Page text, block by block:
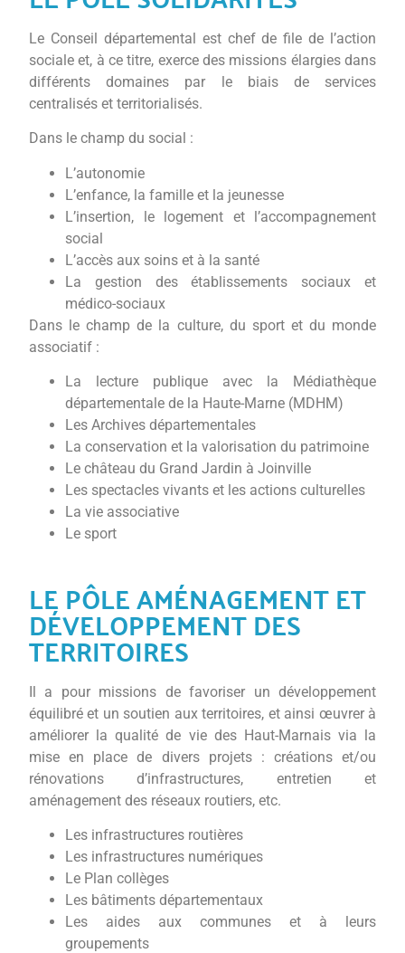
Le Conseil départemental est chef de file de l’action
sociale et, à ce titre, exerce des missions élargies dans
différents domaines par le biais de services
centralisés et territorialisés.
Dans le champ du social :
L’autonomie
L’enfance, la famille et la jeunesse
L’insertion, le logement et l’accompagnement
social
L’accès aux soins et à la santé
La gestion des établissements sociaux et
médico-sociaux
Dans le champ de la culture, du sport et du monde
associatif :
La lecture publique avec la Médiathèque
départementale de la Haute-Marne (MDHM)
Les Archives départementales
La conservation et la valorisation du patrimoine
Le château du Grand Jardin à Joinville
Les spectacles vivants et les actions culturelles
La vie associative
Le sport
LE PÔLE AMÉNAGEMENT ET
DÉVELOPPEMENT DES
TERRITOIRES
Il a pour missions de favoriser un développement
équilibré et un soutien aux territoires, et ainsi œuvrer à
améliorer la qualité de vie des Haut-Marnais via la
mise en place de divers projets : créations et/ou
rénovations d’infrastructures, entretien et
aménagement des réseaux routiers, etc.
Les infrastructures routières
Les infrastructures numériques
Le Plan collèges
Les bâtiments départementaux
Les aides aux communes et à leurs
groupements